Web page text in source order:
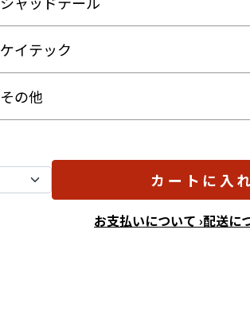
ケイテック
その他
カートに入
お支払いについて ›配送に